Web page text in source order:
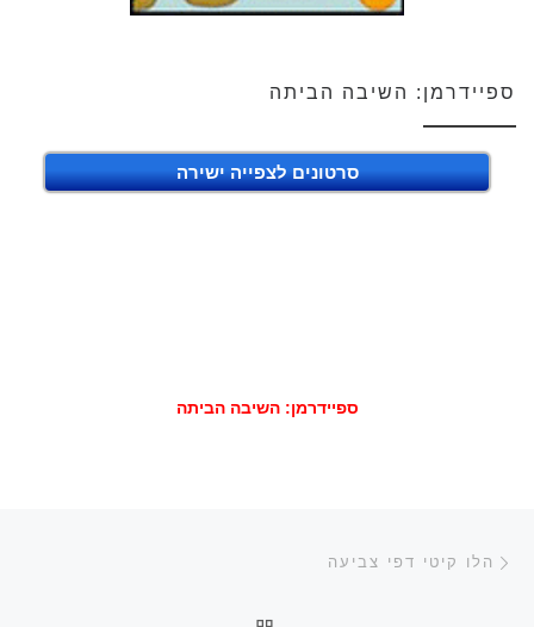
ספיידרמן: השיבה הביתה
סרטונים לצפייה ישירה
ספיידרמן: השיבה הביתה
ניווט בפוסטים
הלו קיטי דפי צביעה